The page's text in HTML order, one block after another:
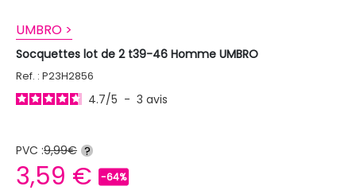
UMBRO >
Socquettes lot de 2 t39-46 Homme UMBRO
Ref. : P23H2856
4.7/5 - 3 avis
PVC :9,99€ ?
3,59 € -64%